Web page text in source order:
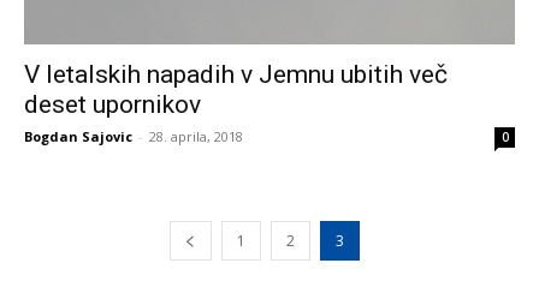
V letalskih napadih v Jemnu ubitih več
deset upornikov
Bogdan Sajovic - 28. aprila, 2018 0
1 2 3